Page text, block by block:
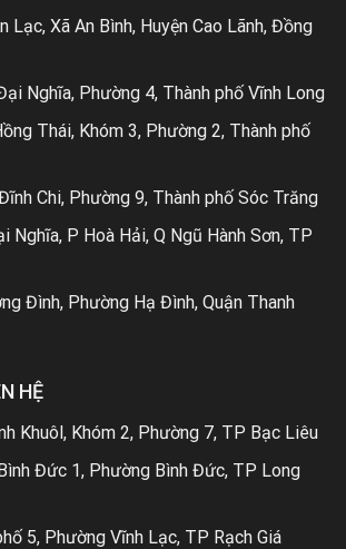
Lạc, Xã An Bình, Huyện Cao Lãnh, Đồng
Nghĩa, Phường 4, Thành phố Vĩnh Long
Thái, Khóm 3, Phường 2, Thành phố
Chi, Phường 9, Thành phố Sóc Trăng
Nghĩa, P Hoà Hải, Q Ngũ Hành Sơn, TP
Đình, Phường Hạ Đình, Quận Thanh
HỆ
Khuôl, Khóm 2, Phường 7, TP Bạc Liêu
Đức 1, Phường Bình Đức, TP Long
5, Phường Vĩnh Lạc, TP Rạch Giá